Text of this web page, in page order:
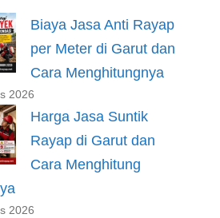
Biaya Jasa Anti Rayap
per Meter di Garut dan
Cara Menghitungnya
2026
Harga Jasa Suntik
Rayap di Garut dan
Cara Menghitung
2026